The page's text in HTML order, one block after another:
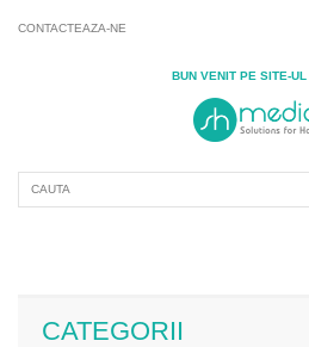
CONTACTEAZA-NE
BUN VENIT PE SITE-UL
CATEGORII